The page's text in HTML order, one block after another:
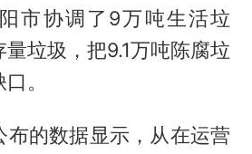
市协调了9万吨生活垃
垃圾，把9.1万吨陈腐垃
。
布的数据显示，从在运营